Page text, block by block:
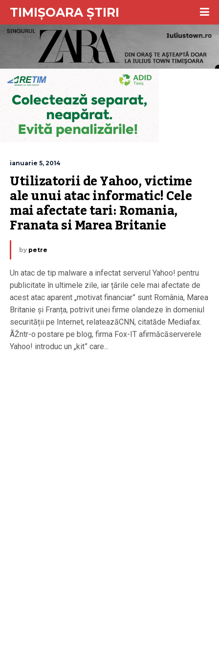
TIMIȘOARA ȘTIRI
ianuarie 5, 2014
Utilizatorii de Yahoo, victime
ale unui atac informatic! Cele
mai afectate tari: Romania,
Franata si Marea Britanie
by petre
Un atac de tip malware a infectat serverul Yahoo! pentru
publicitate în ultimele zile, iar țările cele mai afectate de
acest atac aparent „motivat financiar” sunt România, Marea
Britanie și Franța, potrivit unei firme olandeze în domeniul
securității pe Internet, relateazăCNN, citatăde Mediafax.
ÃŽntr-o postare pe blog, firma Fox-IT afirmăcăserverele
Yahoo! introduc un „kit” care...